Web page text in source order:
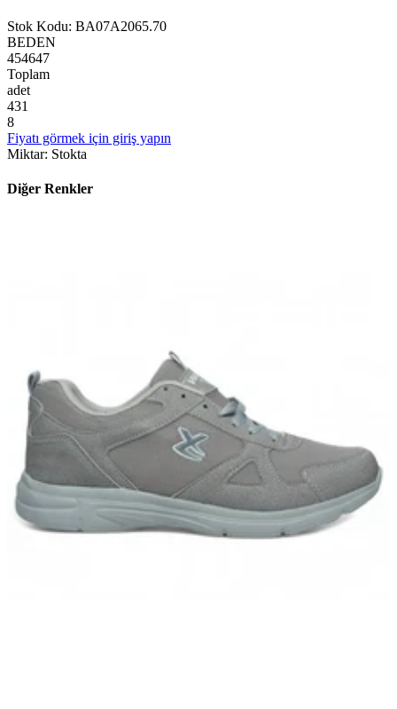
Stok Kodu: BA07A2065.70
BEDEN
454647
Toplam
adet
431
8
Fiyatı görmek için giriş yapın
Miktar: Stokta
Diğer Renkler